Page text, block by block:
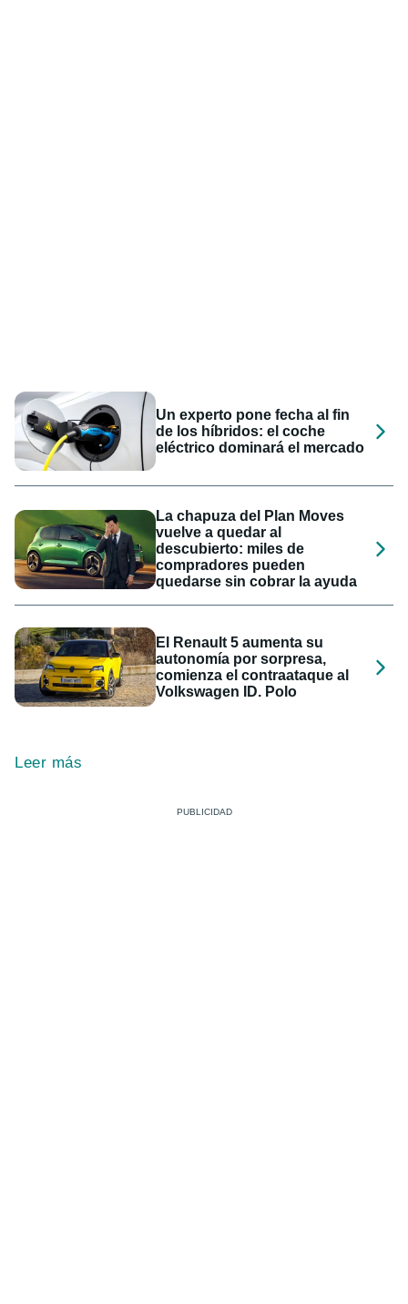
Un experto pone fecha al fin
de los híbridos: el coche
eléctrico dominará el mercado
La chapuza del Plan Moves
vuelve a quedar al
descubierto: miles de
compradores pueden
quedarse sin cobrar la ayuda
El Renault 5 aumenta su
autonomía por sorpresa,
comienza el contraataque al
Volkswagen ID. Polo
Leer más